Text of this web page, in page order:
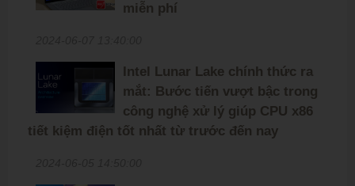
miễn phí
Intel Lunar Lake chính thức ra
mắt: Bước tiến vượt bậc trong
công nghệ xử lý giúp CPU x86
tiết kiệm điện tốt nhất từ trước đến nay